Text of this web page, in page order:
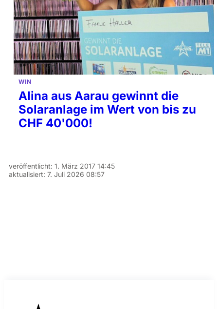
WIN
Alina aus Aarau gewinnt die
Solaranlage im Wert von bis zu
CHF 40'000!
veröffentlicht: 1. März 2017 14:45
aktualisiert: 7. Juli 2026 08:57